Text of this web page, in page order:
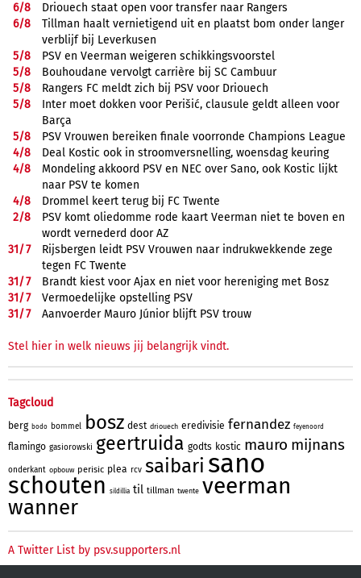
6/8
Driouech staat open voor transfer naar Rangers
6/8
Tillman haalt vernietigend uit en plaatst bom onder langer
verblijf bij Leverkusen
5/8
PSV en Veerman weigeren schikkingsvoorstel
5/8
Bouhoudane vervolgt carrière bij SC Cambuur
5/8
Rangers FC meldt zich bij PSV voor Driouech
5/8
Inter moet dokken voor Perišić, clausule geldt alleen voor
Barça
5/8
PSV Vrouwen bereiken finale voorronde Champions League
4/8
Deal Kostic ook in stroomversnelling, woensdag keuring
4/8
Mondeling akkoord PSV en NEC over Sano, ook Kostic lijkt
naar PSV te komen
4/8
Drommel keert terug bij FC Twente
2/8
PSV komt oliedomme rode kaart Veerman niet te boven en
wordt vernederd door AZ
31/7
Rijsbergen leidt PSV Vrouwen naar indrukwekkende zege
tegen FC Twente
31/7
Brandt kiest voor Ajax en niet voor hereniging met Bosz
31/7
Vermoedelijke opstelling PSV
31/7 Aanvoerder Mauro Júnior blijft PSV trouw
Stel hier in welk nieuws jij belangrijk vindt.
Tagcloud
berg bodo bommel bosz dest driouech eredivisie fernandez feyenoord
flamingo gasiorowski geertruida godts kostic mauro mijnans
onderkant opbouw perisic plea rcv saibari sano
schouten sildillia til tillman twente veerman
wanner
A Twitter List by psv.supporters.nl